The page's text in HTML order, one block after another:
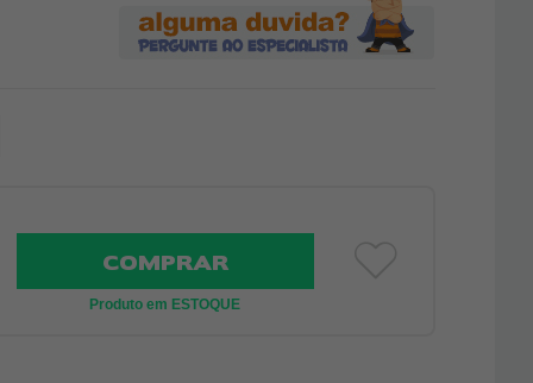
COMPRAR
Produto em ESTOQUE